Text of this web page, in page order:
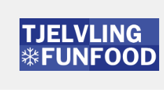
Hoppa
till
navigering
Hoppa
till
innehåll